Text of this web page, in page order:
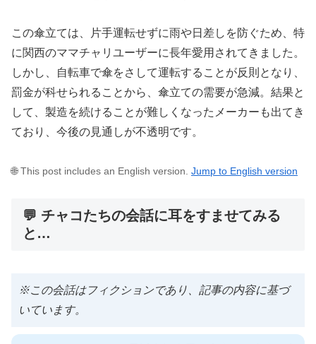
この傘立ては、片手運転せずに雨や日差しを防ぐため、特
に関西のママチャリユーザーに長年愛用されてきました。
しかし、自転車で傘をさして運転することが反則となり、
罰金が科せられることから、傘立ての需要が急減。結果と
して、製造を続けることが難しくなったメーカーも出てき
ており、今後の見通しが不透明です。
🌐 This post includes an English version. Jump to English version
💬 チャコたちの会話に耳をすませてみる
と…
※この会話はフィクションであり、記事の内容に基づ
いています。